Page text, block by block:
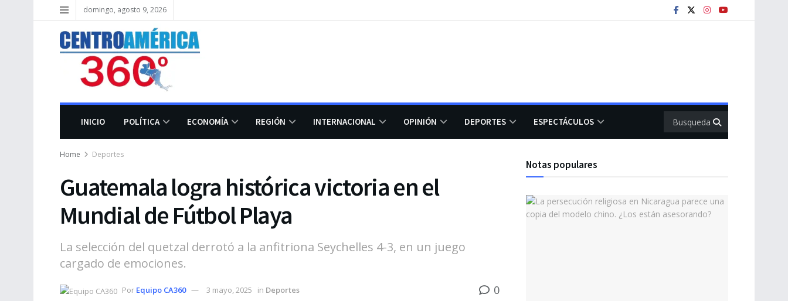
domingo, agosto 9, 2026
INICIO POLÍTICA ECONOMÍA REGIÓN INTERNACIONAL OPINIÓN DEPORTES ESPECTÁCULOS
Home Deportes
Guatemala logra histórica victoria en el
Mundial de Fútbol Playa
La selección del quetzal derrotó a la anfitriona Seychelles 4-3, en un juego
cargado de emociones.
Por Equipo CA360 3 mayo, 2025 in Deportes 0
Notas populares